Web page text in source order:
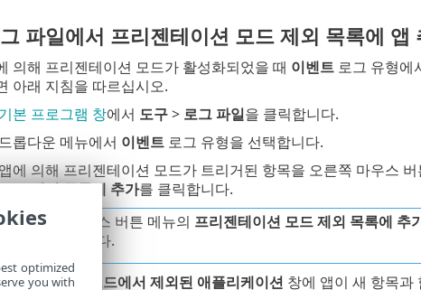
파일에서 프리젠테이션 모드 제외 목록에 앱
의해 프리젠테이션 모드가 활성화되었을 때 이벤트로그 유형에
아래 지침을 따르십시오.
기본 프로그램 창에서 도구> 로그 파일을 클릭합니다.
드롭다운 메뉴에서 이벤트로그 유형을 선택합니다.
에 의해 프리젠테이션 모드가 트리거된 항목을 오른쪽 마우스
드 제외 목록에 추가를 클릭합니다.
오른쪽 마우스 버튼 메뉴의 프리젠테이션 모드 제외 목록에 추
만 표시됩니다.
리젠테이션 모드에서 제외된 애플리케이션 창에 앱이 새 항목과
optimized
you with